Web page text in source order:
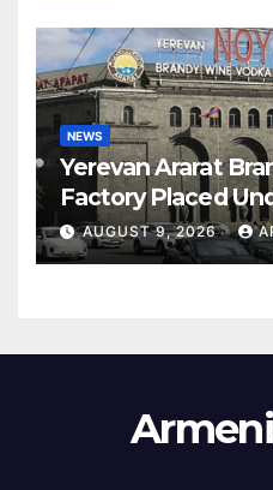
NEWS
Yerevan Ararat
Factory Placed
Administration
AUGUST 9, 2026